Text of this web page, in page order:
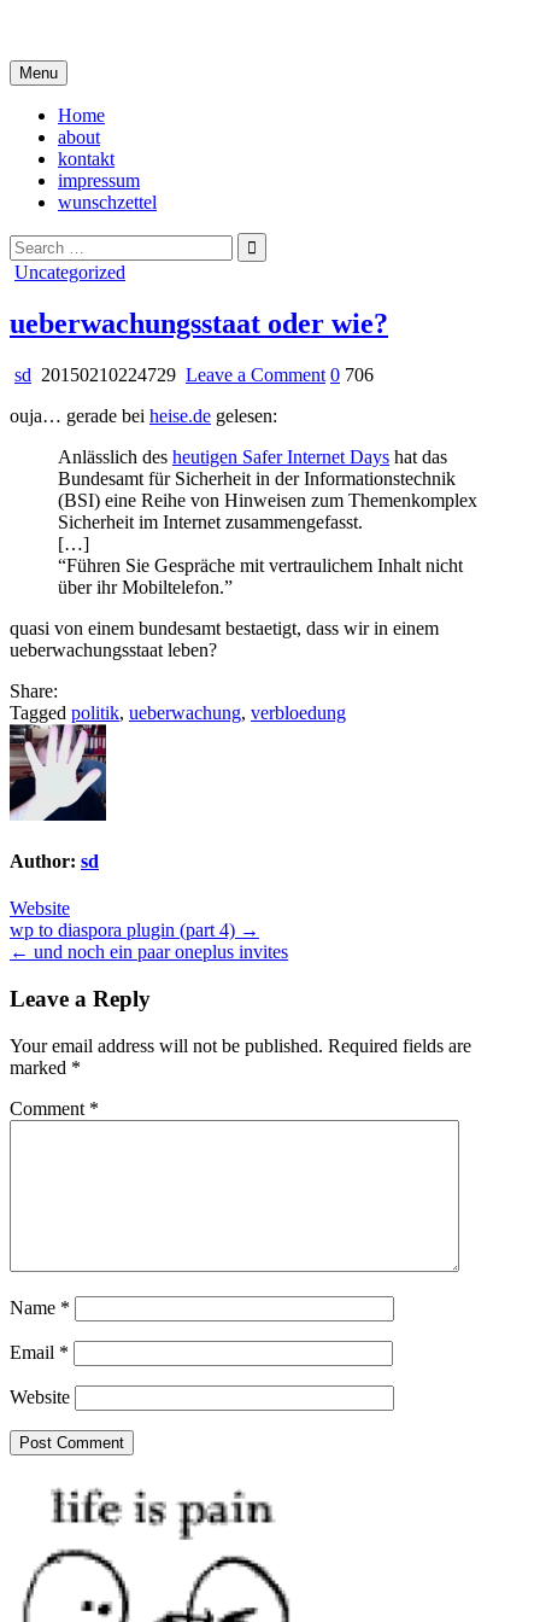
content
Menu
Home
about
kontakt
impressum
wunschzettel
Search
for:
Posted
Uncategorized
ueberwachungsstaat oder wie?
sd 20150210224729 Leave a Commenton
0 706
ouja… gerade bei heise.de gelesen:
Anlässlich des heutigen Safer Internet Days hat das
Bundesamt für Sicherheit in der Informationstechnik
(BSI) eine Reihe von Hinweisen zum Themenkomplex
Sicherheit im Internet zusammengefasst.
[…]
“Führen Sie Gespräche mit vertraulichem Inhalt nicht
über ihr Mobiltelefon.”
quasi von einem bundesamt bestaetigt, dass wir in einem
ueberwachungsstaat leben?
Share:
Tagged politik, ueberwachung, verbloedung
Author: sd
Website
Post
navigation
wp to diaspora plugin (part 4) →
← und noch ein paar oneplus invites
Leave a Reply
Your email address will not be published. Required fields are
marked *
Comment *
Name *
Email *
Website